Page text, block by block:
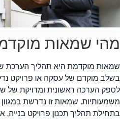
שמאות
מוקדמת היא תהליך הערכת
מוקדם של עסקה או פרויקט
הערכה ראשונית ומדויקת של
שמאות זו נדרשת במגוון
תהליך תכנון פרויקט בנייה,